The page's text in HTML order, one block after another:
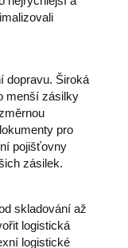
dopravu. Široká
menší zásilky
pro
pojišťovny
zásilek.
skladování až
logistická
logistické